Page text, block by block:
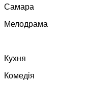
Самара
Мелодрама
Кухня
Комедія